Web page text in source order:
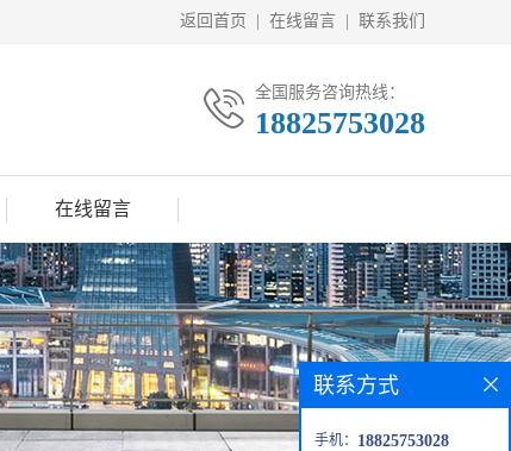
返回首页 在线留言 联系我们
全国服务咨询热线：
18825753028
在线留言
联系方式
手机： 18825753028